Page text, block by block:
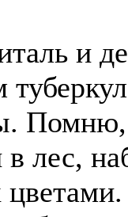
и
Помню,
лес,